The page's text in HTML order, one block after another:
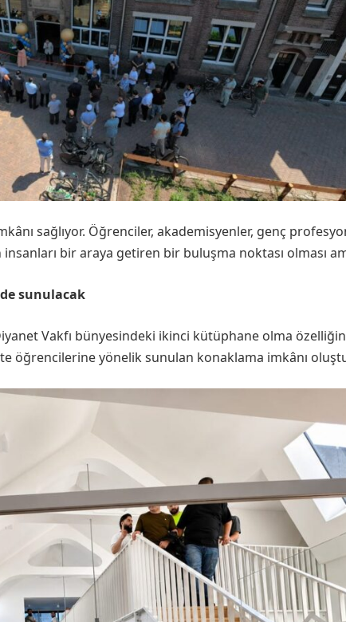
sağlıyor. Öğrenciler, akademisyenler, genç
bir araya getiren bir buluşma noktası olması
sunulacak
Vakfı bünyesindeki ikinci kütüphane olma
öğrencilerine yönelik sunulan konaklama imkânı